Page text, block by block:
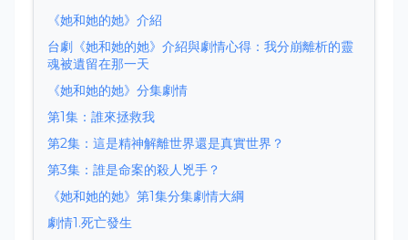
《她和她的她》介紹
台劇《她和她的她》介紹與劇情心得：我分崩離析的靈
魂被遺留在那一天
《她和她的她》分集劇情
第1集：誰來拯救我
第2集：這是精神解離世界還是真實世界？
第3集：誰是命案的殺人兇手？
《她和她的她》第1集分集劇情大綱
劇情1.死亡發生